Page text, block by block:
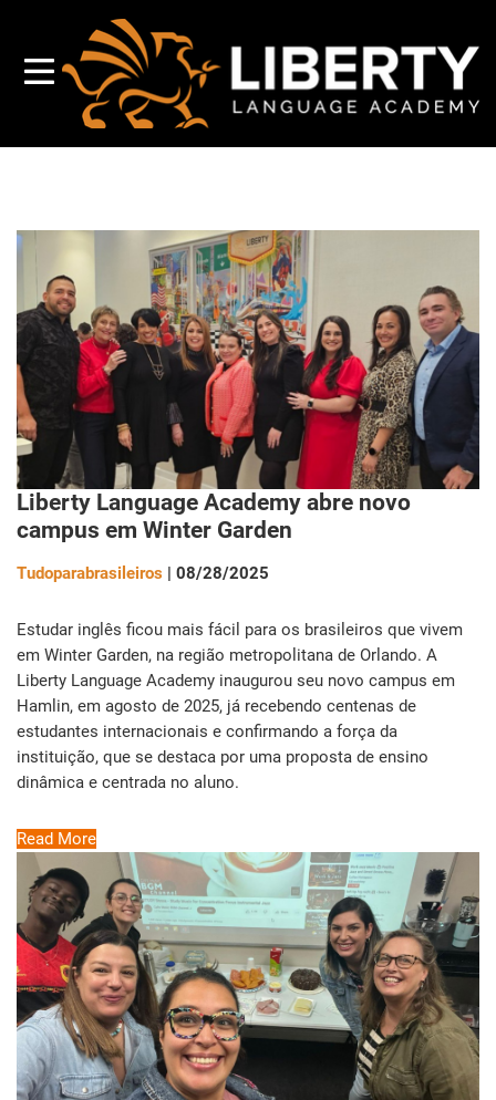
Liberty Language Academy abre novo
campus em Winter Garden
Tudoparabrasileiros | 08/28/2025
Estudar inglês ficou mais fácil para os brasileiros que vivem
em Winter Garden, na região metropolitana de Orlando. A
Liberty Language Academy inaugurou seu novo campus em
Hamlin, em agosto de 2025, já recebendo centenas de
estudantes internacionais e confirmando a força da
instituição, que se destaca por uma proposta de ensino
dinâmica e centrada no aluno.
Read More